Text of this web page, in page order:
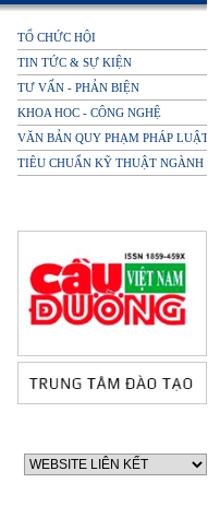
TỔ CHỨC HỘI
TIN TỨC & SỰ KIỆN
TƯ VẤN - PHẢN BIỆN
KHOA HOC - CÔNG NGHỆ
VĂN BẢN QUY PHẠM PHÁP LUẬT
TIÊU CHUẨN KỸ THUẬT NGÀNH